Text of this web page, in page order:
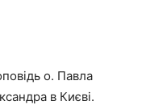
о. Павла
в Києві.